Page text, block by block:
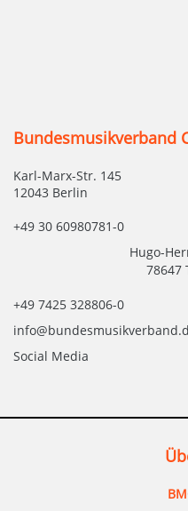
Bundesmusikverband
Karl-Marx-Str. 145
12043 Berlin
+49 30 60980781-0
Hugo-
78647
+49 7425 328806-0
Social Media